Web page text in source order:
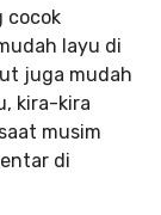
cocok
layu di
juga mudah
kira-kira
musim
di